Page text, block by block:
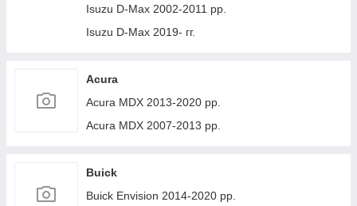
Infiniti QX56 2010-2013 рр.
Infiniti QX70 2013-2019 рр.
Infiniti G25/G35/37 (V36/CV36) 2006-2015 гг.
Infinity Q70/M-series 2010-2019 рр.
Infiniti QX80 2013-2024 рр.
Isuzu D-Max 2002-2011 рр.
Isuzu D-Max 2019- гг.
Acura
Acura MDX 2013-2020 рр.
Acura MDX 2007-2013 рр.
Buick
Buick Envision 2014-2020 рр.